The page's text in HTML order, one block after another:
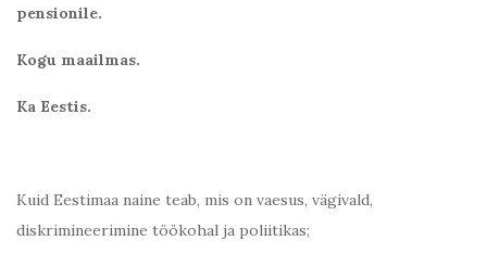
pensionile.
Kogu maailmas.
Ka Eestis.
Kuid Eestimaa naine teab, mis on vaesus, vägivald,
diskrimineerimine töökohal ja poliitikas;